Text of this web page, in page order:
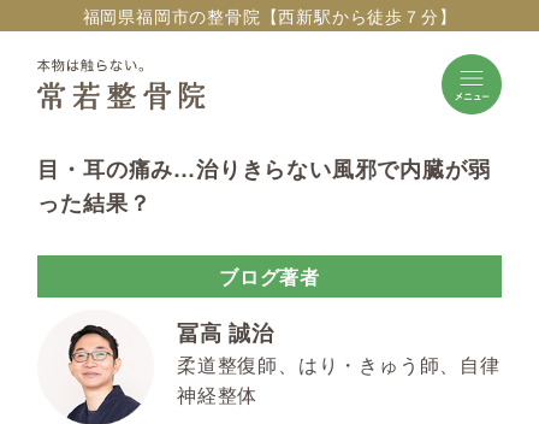
福岡県福岡市の整骨院【西新駅から徒歩７分】
目・耳の痛み…治りきらない風邪で内臓が弱
った結果？
ブログ著者
冨高 誠治
柔道整復師、はり・きゅう師、自律
神経整体